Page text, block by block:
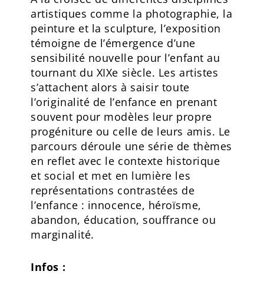
artistiques comme la photographie, la
peinture et la sculpture, l’exposition
témoigne de l’émergence d’une
sensibilité nouvelle pour l’enfant au
tournant du XIXe siècle. Les artistes
s’attachent alors à saisir toute
l’originalité de l’enfance en prenant
souvent pour modèles leur propre
progéniture ou celle de leurs amis. Le
parcours déroule une série de thèmes
en reflet avec le contexte historique
et social et met en lumière les
représentations contrastées de
l’enfance : innocence, héroïsme,
abandon, éducation, souffrance ou
marginalité.
Infos :